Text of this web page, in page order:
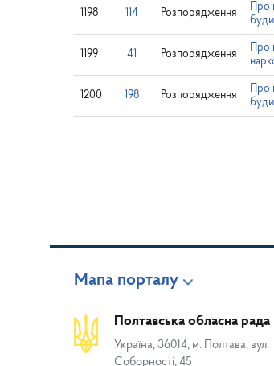
1198 114 Розпорядження
Про
1199 41 Розпорядження
Про
1200 198 Розпорядження
Про
Мапа порталу
Полтавська обласна рада
Україна, 36014, м. Полтава, вул.
Соборності, 45